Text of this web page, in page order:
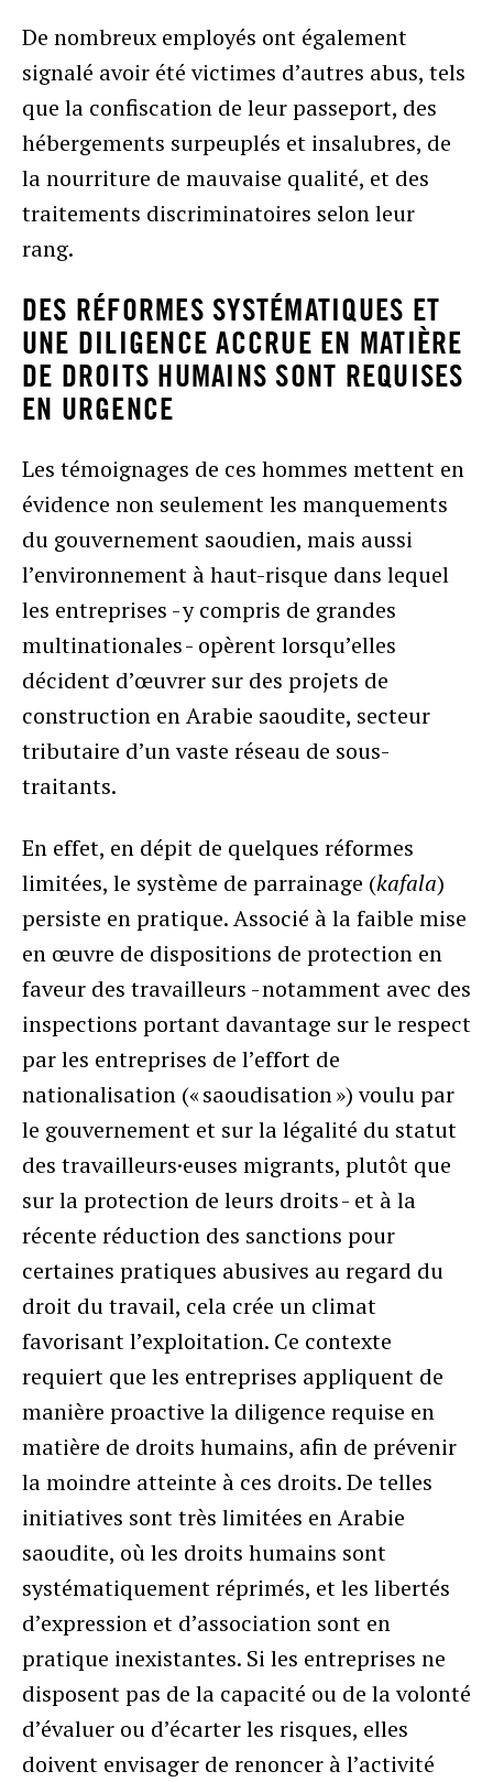
De nombreux employés ont également
signalé avoir été victimes d’autres abus, tels
que la confiscation de leur passeport, des
hébergements surpeuplés et insalubres, de
la nourriture de mauvaise qualité, et des
traitements discriminatoires selon leur
rang.
DES RÉFORMES SYSTÉMATIQUES ET
UNE DILIGENCE ACCRUE EN MATIÈRE
DE DROITS HUMAINS SONT REQUISES
EN URGENCE
Les témoignages de ces hommes mettent en
évidence non seulement les manquements
du gouvernement saoudien, mais aussi
l’environnement à haut-risque dans lequel
les entreprises - y compris de grandes
multinationales - opèrent lorsqu’elles
décident d’œuvrer sur des projets de
construction en Arabie saoudite, secteur
tributaire d’un vaste réseau de sous-
traitants.
En effet, en dépit de quelques réformes
limitées, le système de parrainage (kafala)
persiste en pratique. Associé à la faible mise
en œuvre de dispositions de protection en
faveur des travailleurs - notamment avec des
inspections portant davantage sur le respect
par les entreprises de l’effort de
nationalisation (« saoudisation ») voulu par
le gouvernement et sur la légalité du statut
des travailleurs·euses migrants, plutôt que
sur la protection de leurs droits - et à la
récente réduction des sanctions pour
certaines pratiques abusives au regard du
droit du travail, cela crée un climat
favorisant l’exploitation. Ce contexte
requiert que les entreprises appliquent de
manière proactive la diligence requise en
matière de droits humains, afin de prévenir
la moindre atteinte à ces droits. De telles
initiatives sont très limitées en Arabie
saoudite, où les droits humains sont
systématiquement réprimés, et les libertés
d’expression et d’association sont en
pratique inexistantes. Si les entreprises ne
disposent pas de la capacité ou de la volonté
d’évaluer ou d’écarter les risques, elles
doivent envisager de renoncer à l’activité